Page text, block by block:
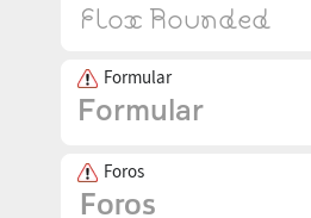
Formular
Foros